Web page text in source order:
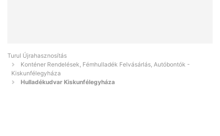
Turul Újrahasznosítás
Konténer Rendelések, Fémhulladék Felvásárlás, Autóbontók -
Kiskunfélegyháza
Hulladékudvar Kiskunfélegyháza